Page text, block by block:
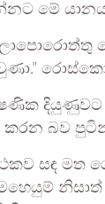
මේ යානය
දියුණුවට
බව
සඳ මත